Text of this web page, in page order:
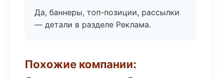
Да, баннеры, топ-позиции, рассылки
— детали в разделе Реклама.
Похожие компании: